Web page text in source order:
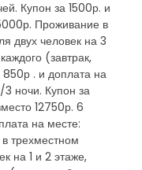
Купон за 1500р. и
Проживание в
двух человек на 3
(завтрак,
. и доплата на
ночи. Купон за
12750р. 6
на месте:
трехместном
на 1 и 2 этаже,